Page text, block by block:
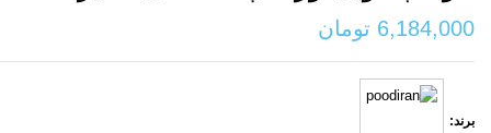
6,184,000 تومان
برند: